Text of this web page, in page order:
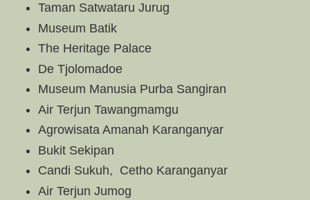
Taman Satwataru Jurug
Museum Batik
The Heritage Palace
De Tjolomadoe
Museum Manusia Purba Sangiran
Air Terjun Tawangmamgu
Agrowisata Amanah Karanganyar
Bukit Sekipan
Candi Sukuh, Cetho Karanganyar
Air Terjun Jumog